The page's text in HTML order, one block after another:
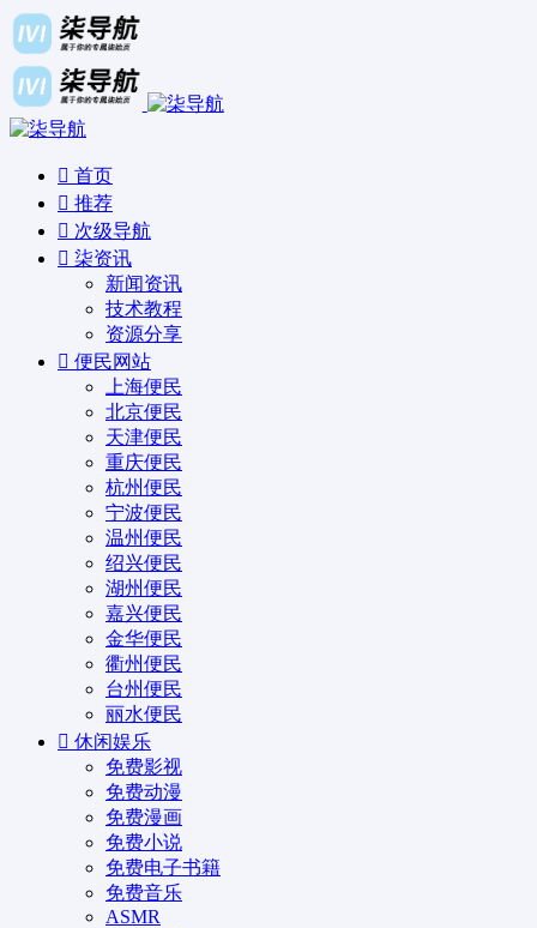
首页
推荐
次级导航
柒资讯
新闻资讯
技术教程
资源分享
便民网站
上海便民
北京便民
天津便民
重庆便民
杭州便民
宁波便民
温州便民
绍兴便民
湖州便民
嘉兴便民
金华便民
衢州便民
台州便民
丽水便民
休闲娱乐
免费影视
免费动漫
免费漫画
免费小说
免费电子书籍
免费音乐
ASMR